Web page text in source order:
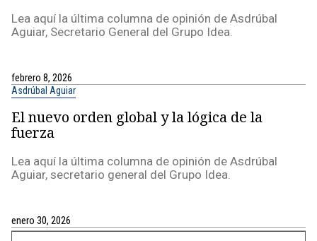
Lea aquí la última columna de opinión de Asdrúbal
Aguiar, Secretario General del Grupo Idea.
febrero 8, 2026
Asdrúbal Aguiar
El nuevo orden global y la lógica de la
fuerza
Lea aquí la última columna de opinión de Asdrúbal
Aguiar, secretario general del Grupo Idea.
enero 30, 2026